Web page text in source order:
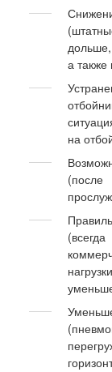
дольше,
а также
на